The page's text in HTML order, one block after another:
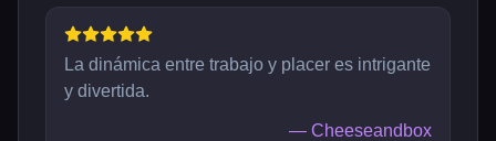
La dinámica entre trabajo y placer es intrigante
y divertida.
— Cheeseandbox